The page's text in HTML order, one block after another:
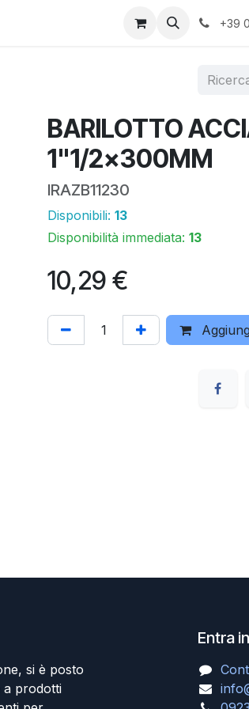
Assistenza tecnica I nostri
+39
BARILOTTO
1"1/2x300MM
IRAZB11230
Disponibili: 13
Disponibilità immediata: 13
10,29 €
si è posto
a prodotti
Entra